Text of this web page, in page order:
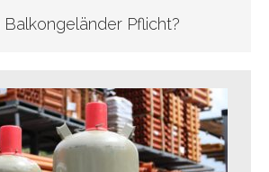
Balkongeländer Pflicht?